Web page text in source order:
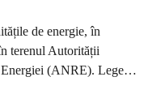
de energie, în
terenul Autorității
(ANRE). Legea